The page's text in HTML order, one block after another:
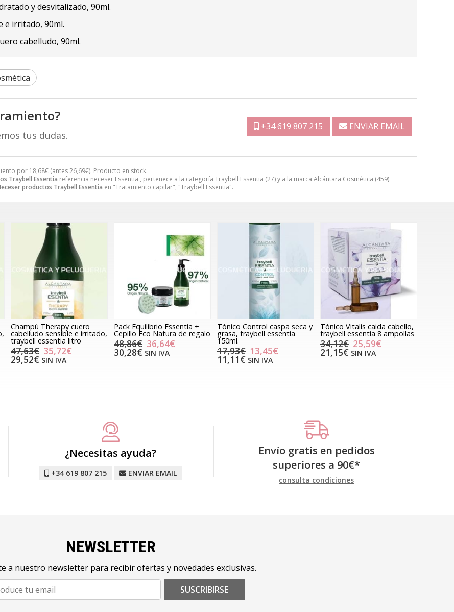
por 18,68€ (antes26,69€). Producto en stock.
Traybell Essentia referencia neceser Essentia , pertenece a la categoría Traybell Essentia (27) y a la marca Alcántara Cosmética (459).
productos Traybell Essentia en "Tratamiento capilar", "Traybell Essentia".
y desvitalizado, 90ml.
e irritado, 90ml.
cabelludo, 90ml.
tus dudas.
+34 619 807 215 ENVIAR EMAIL
Champú Therapy cuero
cabelludo sensible e irritado,
traybell essentia litro
47,63€ 35,72€
29,52€ SIN IVA
Pack Equilibrio Essentia +
Cepillo Eco Natura de regalo
48,86€ 36,64€
30,28€ SIN IVA
Tónico Control caspa seca y
grasa, traybell essentia
150ml.
17,93€ 13,45€
11,11€ SIN IVA
Tónico Vitalis caida cabello,
traybell essentia 8 ampollas
34,12€ 25,59€
21,15€ SIN IVA
¿Necesitas ayuda?
+34 619 807 215 ENVIAR EMAIL
Envío gratis en pedidos
superiores a 90€*
consulta condiciones
NEWSLETTER
a nuestro newsletter para recibir ofertas y novedades exclusivas.
SUSCRIBIRSE